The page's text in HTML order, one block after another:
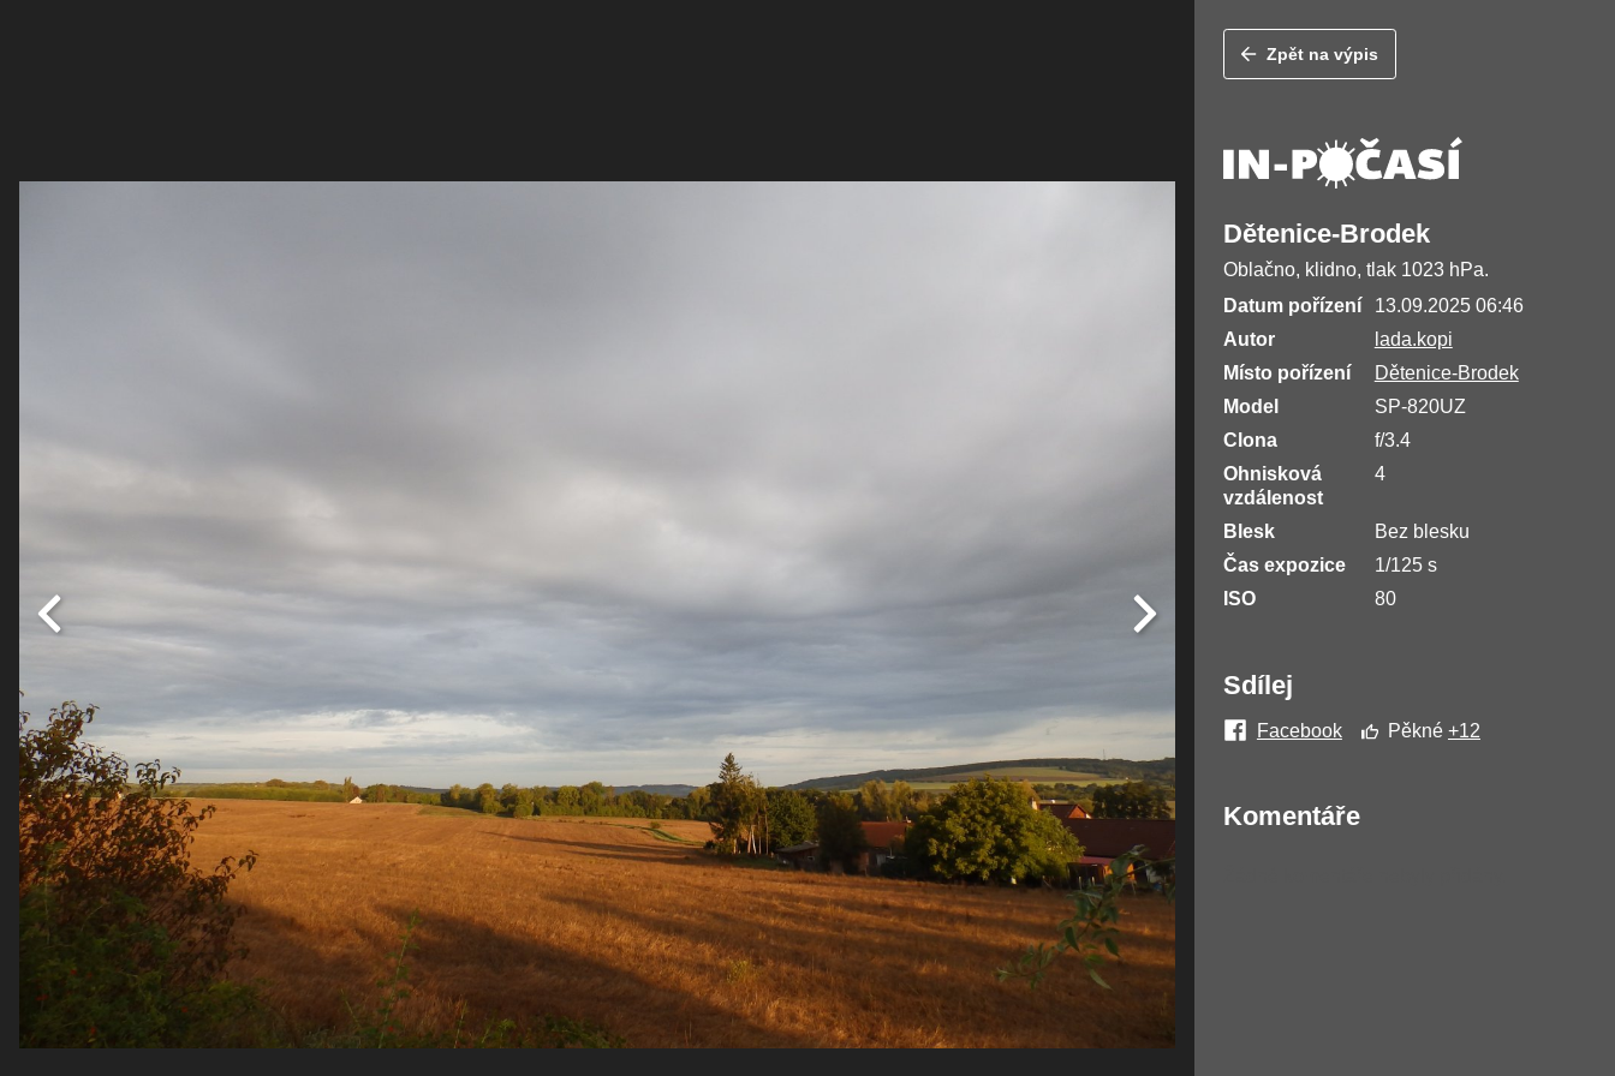
Zpět na výpis
Dětenice-Brodek
Oblačno, klidno, tlak 1023 hPa.
Datum pořízení
13.09.2025 06:46
Autor
lada.kopi
Místo pořízení
Dětenice-Brodek
Model
SP-820UZ
Clona
f/3.4
Ohnisková
vzdálenost
4
Blesk
Bez blesku
Čas expozice
1/125 s
ISO
80
Sdílej
Facebook Pěkné +12
Komentáře